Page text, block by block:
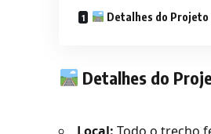
Detalhes do
Detalhes do